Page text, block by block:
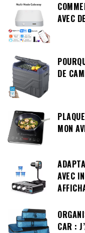
AVEC
DE
MON
AVEC
CAR :